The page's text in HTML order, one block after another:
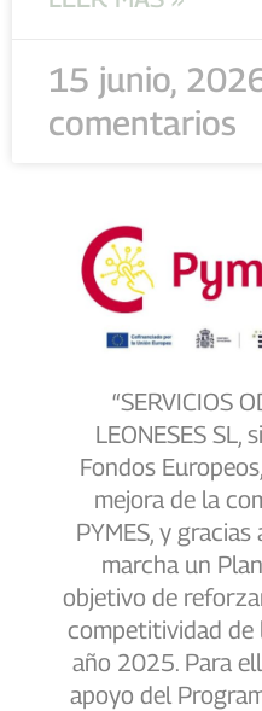
15 junio,
comentarios
“SERVICIOS
LEONESES SL,
Fondos
mejora de la
PYMES, y
marcha un
objetivo de
competitividad de
año 2025. Para
apoyo del